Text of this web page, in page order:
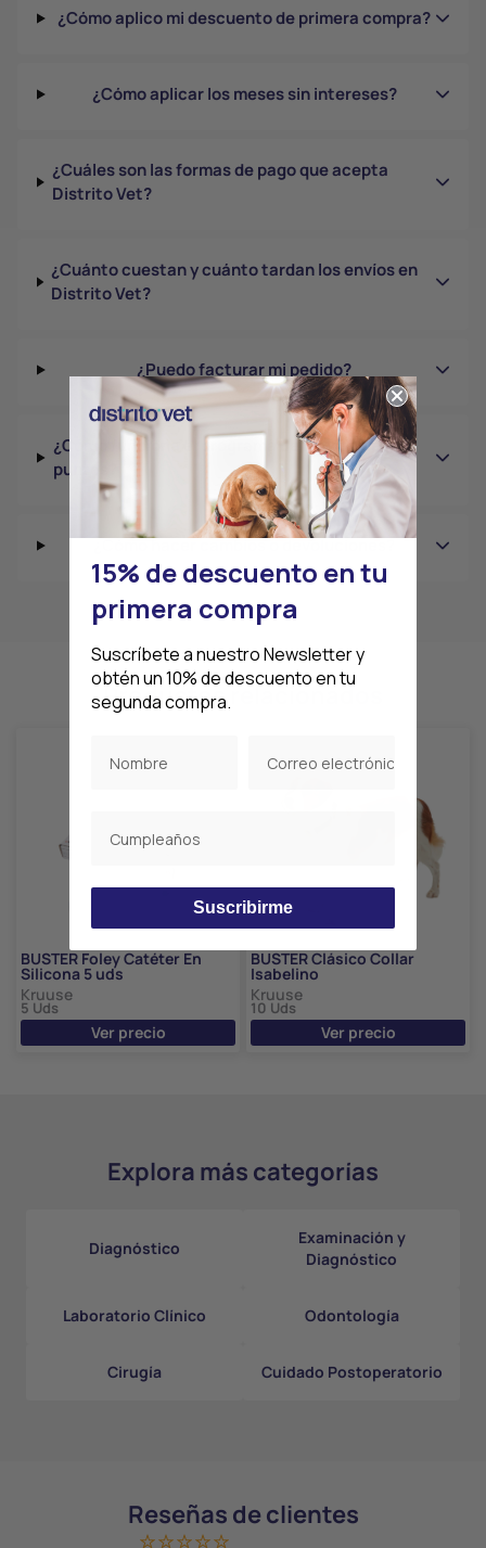
¿Cómo aplico mi descuento de primera compra?
¿Cómo aplicar los meses sin intereses?
¿Cuáles son las formas de pago que acepta
Distrito Vet?
¿Cuánto cuestan y cuánto tardan los envíos en
Distrito Vet?
¿Puedo facturar mi pedido?
¿Cómo funciona el programa de lealtad de
puntos?
¿Cómo hacer cambios o devoluciones?
Productos relacionados
BUSTER Foley Catéter En
Silicona 5 uds
Kruuse
5 Uds
Ver precio
BUSTER Clásico Collar
Isabelino
Kruuse
10 Uds
Ver precio
Explora más categorías
Diagnóstico
Examinación y
Diagnóstico
Laboratorio Clínico Odontología
Cirugía Cuidado Postoperatorio
Reseñas de clientes
15% de descuento en tu
primera compra
Suscríbete a nuestro Newsletter y
obtén un 10% de descuento en tu
segunda compra.
Suscribirme